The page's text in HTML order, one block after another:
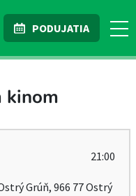
PODUJATIA
kinom
21:00
Grúň, 966 77 Ostrý